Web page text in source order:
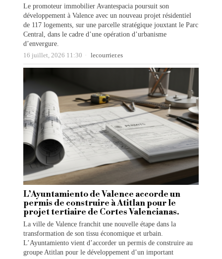
Le promoteur immobilier Avantespacia poursuit son
développement à Valence avec un nouveau projet résidentiel
de 117 logements, sur une parcelle stratégique jouxtant le Parc
Central, dans le cadre d’une opération d’urbanisme
d’envergure.
16 juillet, 2026 11:30 lecourrier.es
L’Ayuntamiento de Valence accorde un
permis de construire à Atitlan pour le
projet tertiaire de Cortes Valencianas.
La ville de Valence franchit une nouvelle étape dans la
transformation de son tissu économique et urbain.
L’Ayuntamiento vient d’accorder un permis de construire au
groupe Atitlan pour le développement d’un important